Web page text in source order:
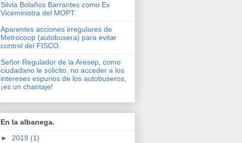
Silvia Bolaños Barrantes como Ex
Viceministra del MOPT.
Aparentes acciones irregulares de
Metrocoop (autobusera) para evitar
control del FISCO.
Señor Regulador de la Aresep, como
ciudadano le solicito, no acceder a los
intereses espurios de los autobuseros,
¡es un chantaje!
En la albanega.
► 2019 (1)